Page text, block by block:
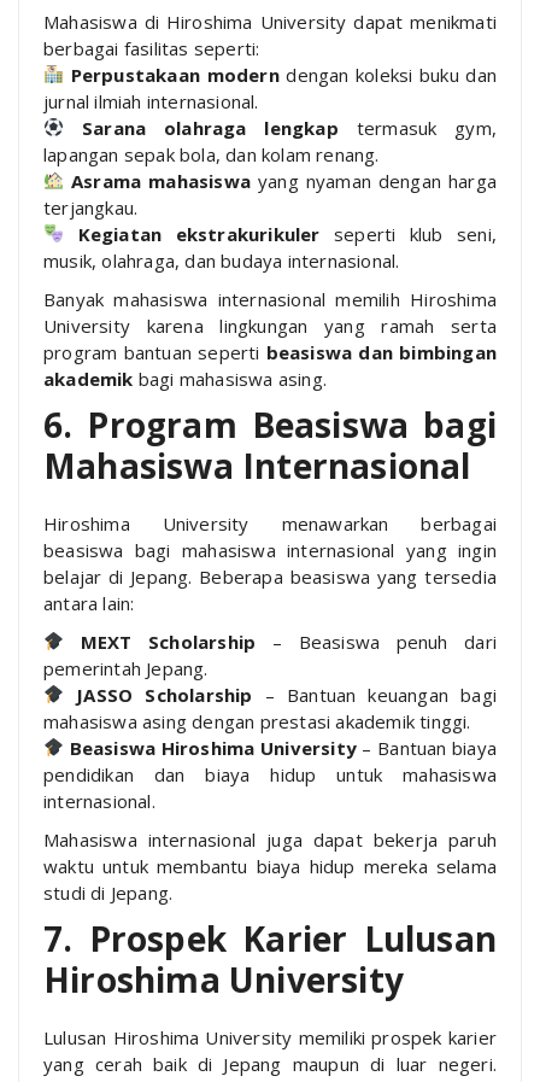
Mahasiswa di Hiroshima University dapat menikmati
berbagai fasilitas seperti:
Perpustakaan moderndengan koleksi buku dan
jurnal ilmiah internasional.
Sarana olahraga lengkap termasuk gym,
lapangan sepak bola, dan kolam renang.
Asrama mahasiswa yang nyaman dengan harga
terjangkau.
Kegiatan ekstrakurikuler seperti klub seni,
musik, olahraga, dan budaya internasional.
Banyak mahasiswa internasional memilih Hiroshima
University karena lingkungan yang ramah serta
program bantuan seperti beasiswa dan bimbingan
akademik bagi mahasiswa asing.
6. Program Beasiswa bagi
Mahasiswa Internasional
Hiroshima University menawarkan berbagai
beasiswa bagi mahasiswa internasional yang ingin
belajar di Jepang. Beberapa beasiswa yang tersedia
antara lain:
MEXT Scholarship – Beasiswa penuh dari
pemerintah Jepang.
JASSO Scholarship – Bantuan keuangan bagi
mahasiswa asing dengan prestasi akademik tinggi.
Beasiswa Hiroshima University– Bantuan biaya
pendidikan dan biaya hidup untuk mahasiswa
internasional.
Mahasiswa internasional juga dapat bekerja paruh
waktu untuk membantu biaya hidup mereka selama
studi di Jepang.
7. Prospek Karier Lulusan
Hiroshima University
Lulusan Hiroshima University memiliki prospek karier
yang cerah baik di Jepang maupun di luar negeri.